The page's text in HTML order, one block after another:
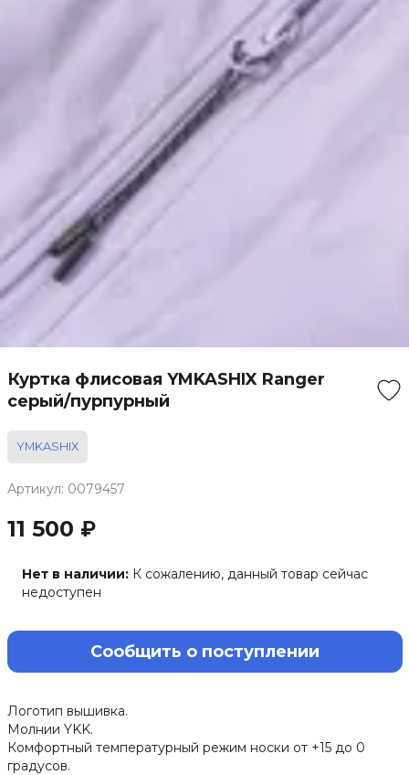
Куртка флисовая YMKASHIX Ranger
серый/пурпурный
YMKASHIX
Артикул: 0079457
11 500 ₽
Нет в наличии: К сожалению, данный товар сейчас
недоступен
Сообщить о поступлении
Логотип вышивка.
Молнии YKK.
Комфортный температурный режим носки от +15 до 0
градусов.